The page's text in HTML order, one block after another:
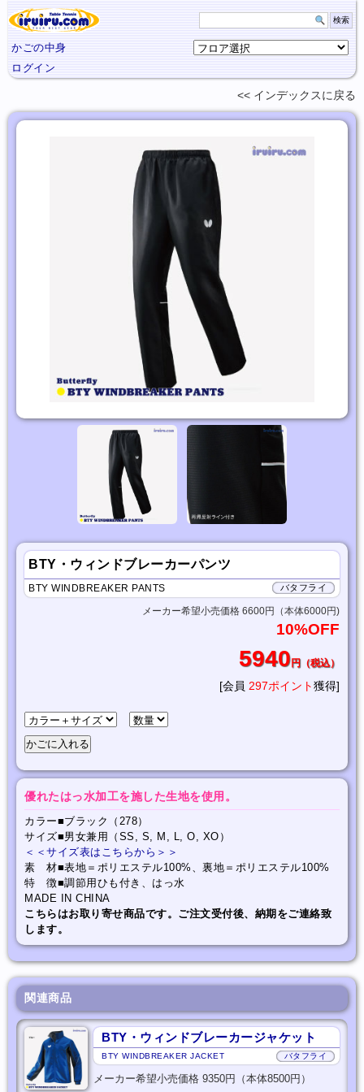
かごの中身
ログイン
インデックスに 戻る
BTY・ウィンドブレーカーパンツ
バタフライ
BTY WINDBREAKER PANTS
メーカー希望小売価格 6600円（本体6000円)
10%OFF
5940円（税込）
[会員 297ポイント獲得]
優れたはっ水加工を施した生地を使用。
カラー■ブラック（278）
サイズ■男女兼用（SS, S, M, L, O, XO）
＜＜サイズ表はこちらから＞＞
素 材■表地＝ポリエステル100%、裏地＝ポリエステル100%
特 徴■調節用ひも付き、はっ水
MADE IN CHINA
こちらはお取り寄せ商品です。ご注文受付後、納期をご連絡致
します。
関連商品
BTY・ウィンドブレーカージャケット
バタフライ
BTY WINDBREAKER JACKET
メーカー希望小売価格 9350円（本体8500円）